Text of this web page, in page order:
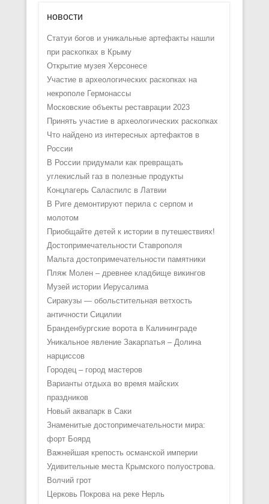
новости
Статуи богов и уникальные артефакты нашли
при раскопках в Крыму
Открытие музея Херсонесе
Участие в археологических раскопках на
некрополе Гермонассы
Московские объекты реставрации 2023
Принять участие в археологических раскопках
Что найдено из интересных артефактов в
России
В России придумали как превращать
углекислый газ в полезные продукты
Концлагерь Саласпилс в Латвии
В Риге демонтируют перила с серпом и
молотом
Приобщайте детей к истории в путешествиях!
Достопримечательности Ставрополя
Мальта достопримечательности памятники
Пляж Молен – древнее кладбище викингов
Музей истории Иерусалима
Сиракузы — обольстительная ветхость
античности Сицилии
Бранденбургские ворота в Калининграде
Уникальное явление Закарпатья – Долина
нарциссов
Городец – город мастеров
Варианты отдыха во время майских
праздников
Новый аквапарк в Саки
Знаменитые достопримечательности мира:
форт Боярд
Важнейшая крепость османской империи
Удивительные места Крымского полуострова.
Волчий грот
Церковь Покрова на реке Нерль